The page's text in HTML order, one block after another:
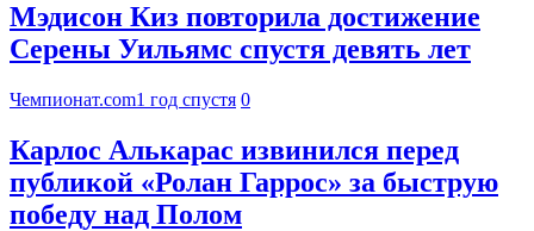
Мэдисон Киз повторила достижение
Серены Уильямс спустя девять лет
Чемпионат.com1 год спустя 0
Карлос Алькарас извинился перед
публикой «Ролан Гаррос» за быструю
победу над Полом